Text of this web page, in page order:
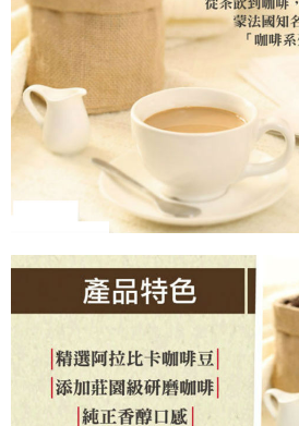
４．使用「AFTEE先享後付」時，將依據個別
時審查核予不同之上限額度；若仍有額度不足
請求用戶進行身份認證。
５．嚴禁一人註冊多個帳號或使用他人資訊註
恩沛科技股份有限公司將有權停止該用戶之使